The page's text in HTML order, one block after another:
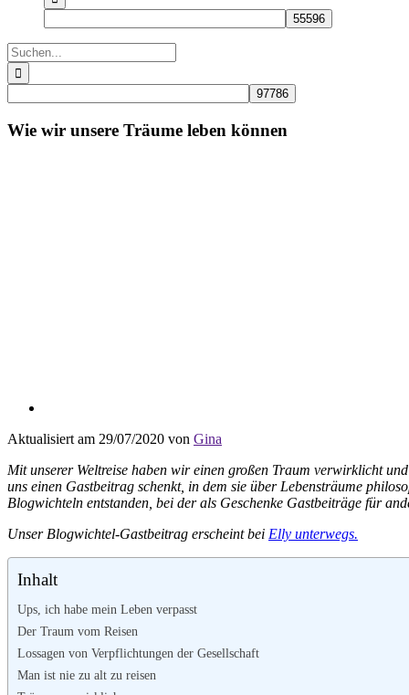
Suche
nach:
Wie wir unsere Träume leben können
Aktualisiert am 29/07/2020 von Gina
Mit unserer Weltreise haben wir einen großen Traum verwirklicht
uns einen Gastbeitrag schenkt, in dem sie über Lebensträume
Blogwichteln entstanden, bei der als Geschenke Gastbeiträge für
Unser Blogwichtel-Gastbeitrag erscheint bei Elly unterwegs.
Inhalt
Ups, ich habe mein Leben verpasst
Der Traum vom Reisen
Lossagen von Verpflichtungen der Gesellschaft
Man ist nie zu alt zu reisen